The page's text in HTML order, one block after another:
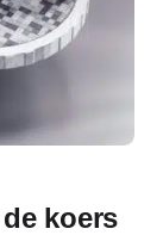
koers